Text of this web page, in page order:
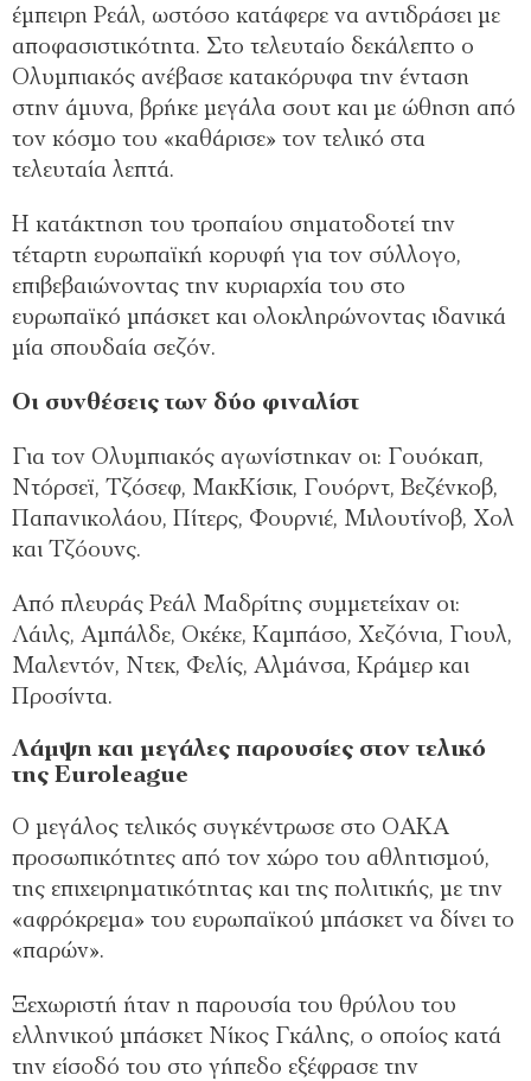
έμπειρη Ρεάλ, ωστόσο κατάφερε να αντιδράσει με
αποφασιστικότητα. Στο τελευταίο δεκάλεπτο ο
Ολυμπιακός ανέβασε κατακόρυφα την ένταση
στην άμυνα, βρήκε μεγάλα σουτ και με ώθηση από
τον κόσμο του «καθάρισε» τον τελικό στα
τελευταία λεπτά.
Η κατάκτηση του τροπαίου σηματοδοτεί την
τέταρτη ευρωπαϊκή κορυφή για τον σύλλογο,
επιβεβαιώνοντας την κυριαρχία του στο
ευρωπαϊκό μπάσκετ και ολοκληρώνοντας ιδανικά
μία σπουδαία σεζόν.
Οι συνθέσεις των δύο φιναλίστ
Για τον Ολυμπιακός αγωνίστηκαν οι: Γουόκαπ,
Ντόρσεϊ, Τζόσεφ, ΜακΚίσικ, Γουόρντ, Βεζένκοβ,
Παπανικολάου, Πίτερς, Φουρνιέ, Μιλουτίνοβ, Χολ
και Τζόουνς.
Από πλευράς Ρεάλ Μαδρίτης συμμετείχαν οι:
Λάιλς, Αμπάλδε, Οκέκε, Καμπάσο, Χεζόνια, Γιουλ,
Μαλεντόν, Ντεκ, Φελίς, Αλμάνσα, Κράμερ και
Προσίντα.
Λάμψη και μεγάλες παρουσίες στον τελικό
της Euroleague
Ο μεγάλος τελικός συγκέντρωσε στο ΟΑΚΑ
προσωπικότητες από τον χώρο του αθλητισμού,
της επιχειρηματικότητας και της πολιτικής, με την
«αφρόκρεμα» του ευρωπαϊκού μπάσκετ να δίνει το
«παρών».
Ξεχωριστή ήταν η παρουσία του θρύλου του
ελληνικού μπάσκετ Νίκος Γκάλης, ο οποίος κατά
την είσοδό του στο γήπεδο εξέφρασε την